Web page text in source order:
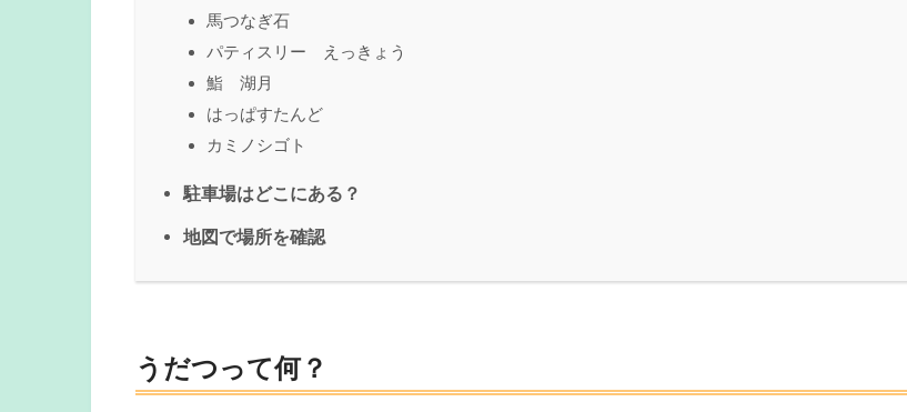
馬つなぎ石
パティスリー えっきょう
鮨 湖月
はっぱすたんど
カミノシゴト
駐車場はどこにある？
地図で場所を確認
うだつって何？